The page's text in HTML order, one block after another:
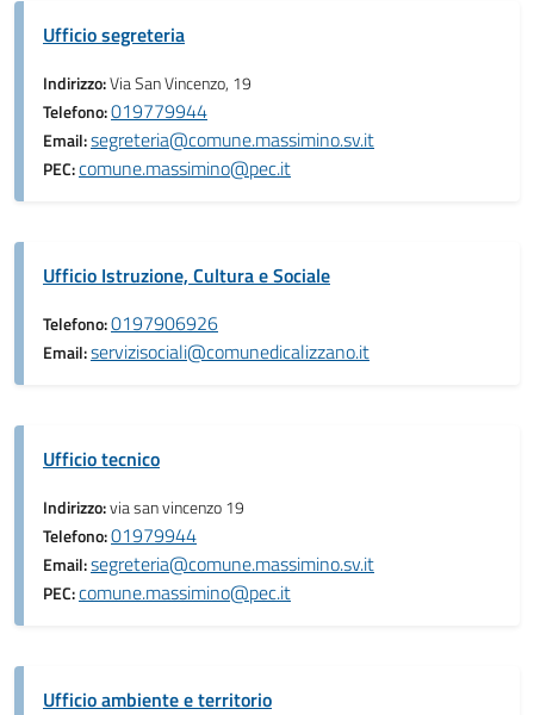
Ufficio segreteria
Indirizzo:Via San Vincenzo, 19
Telefono:019779944
Email:segreteria@comune.massimino.sv.it
PEC:comune.massimino@pec.it
Ufficio Istruzione, Cultura e Sociale
Telefono:0197906926
Email:servizisociali@comunedicalizzano.it
Ufficio tecnico
Indirizzo:via san vincenzo 19
Telefono:01979944
Email:segreteria@comune.massimino.sv.it
PEC:comune.massimino@pec.it
Ufficio ambiente e territorio